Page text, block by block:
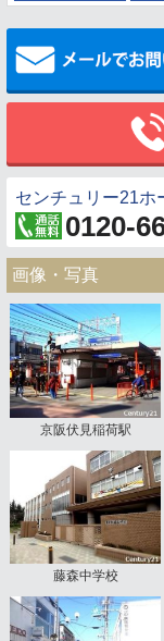
センチュリー21ホ
0120-
画像・写真
京阪伏見稲荷駅
藤森中学校